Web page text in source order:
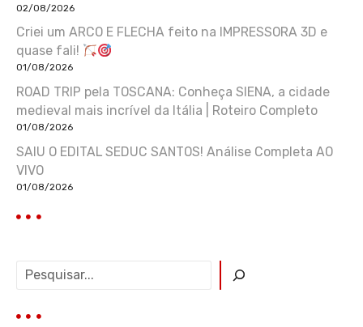
02/08/2026
Criei um ARCO E FLECHA feito na IMPRESSORA 3D e
quase fali!
01/08/2026
ROAD TRIP pela TOSCANA: Conheça SIENA, a cidade
medieval mais incrível da Itália | Roteiro Completo
01/08/2026
SAIU O EDITAL SEDUC SANTOS! Análise Completa AO
VIVO
01/08/2026
q